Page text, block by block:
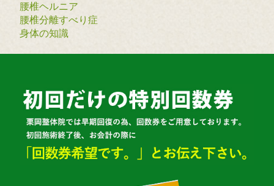
腰椎ヘルニア
腰椎分離すべり症
身体の知識